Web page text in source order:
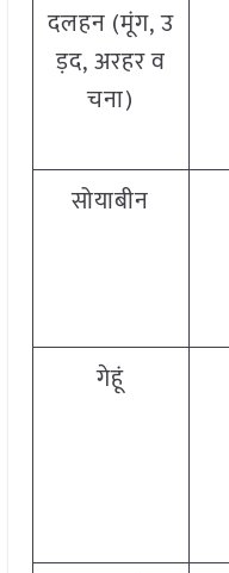
दलहन (मूंग, उ
ड़द, अरहर व
चना)
सोयाबीन
गेहूं